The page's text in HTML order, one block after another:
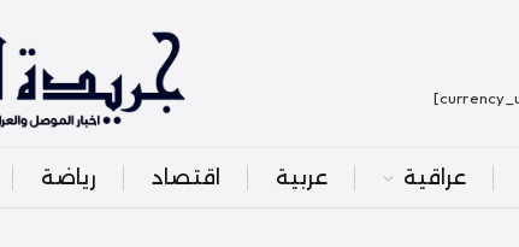
عراقية عربية اقتصاد رياضة